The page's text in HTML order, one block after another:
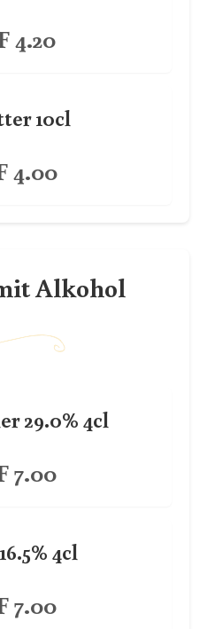
4.20
10cl
4.00
Alkohol
29.0% 4cl
7.00
4cl
7.00